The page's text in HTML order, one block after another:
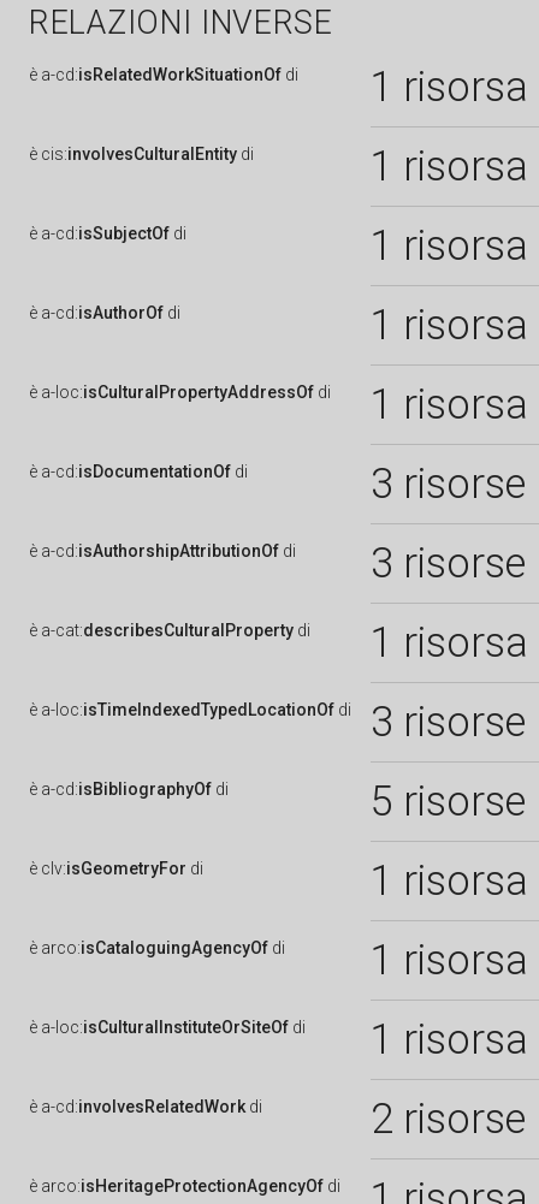
RELAZIONI INVERSE
è a-cd:isRelatedWorkSituationOf di 1 risorsa
è cis:involvesCulturalEntity di 1 risorsa
è a-cd:isSubjectOf di 1 risorsa
è a-cd:isAuthorOf di 1 risorsa
è a-loc:isCulturalPropertyAddressOf di 1 risorsa
è a-cd:isDocumentationOf di 3 risorse
è a-cd:isAuthorshipAttributionOf di 3 risorse
è a-cat:describesCulturalProperty di 1 risorsa
è a-loc:isTimeIndexedTypedLocationOf di 3 risorse
è a-cd:isBibliographyOf di 5 risorse
è clv:isGeometryFor di 1 risorsa
è arco:isCataloguingAgencyOf di 1 risorsa
è a-loc:isCulturalInstituteOrSiteOf di 1 risorsa
è a-cd:involvesRelatedWork di 2 risorse
è arco:isHeritageProtectionAgencyOf di